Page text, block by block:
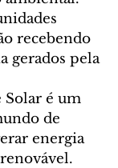
recebendo
gerados pela
Solar é um
de
energia